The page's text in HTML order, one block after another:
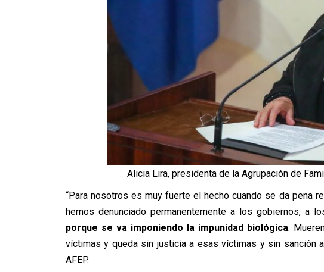
Alicia Lira, presidenta de la Agrupación de
“Para nosotros es muy fuerte el hecho cuando se da pena
hemos denunciado permanentemente a los gobiernos, a
porque se va imponiendo la impunidad biológica.
víctimas y queda sin justicia a esas víctimas y sin sanción
AFEP.